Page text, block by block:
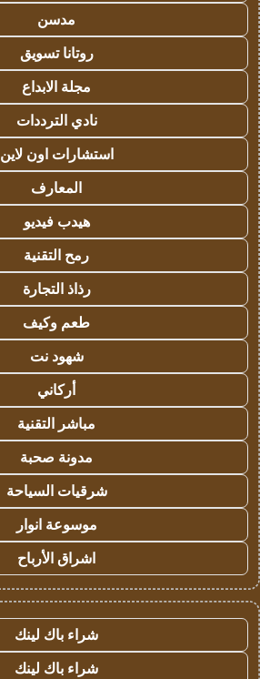
مدسن
روتانا تسويق
مجلة الابداع
نادي الترددات
استشارات اون لاين
المعارف
هيدب فيديو
رمح التقنية
رذاذ التجارة
طعم وكيف
شهود نت
أركاني
مباشر التقنية
مدونة صحبة
شرقيات السياحة
موسوعة انوار
اشراق الأرباح
شراء باك لينك
شراء باك لينك